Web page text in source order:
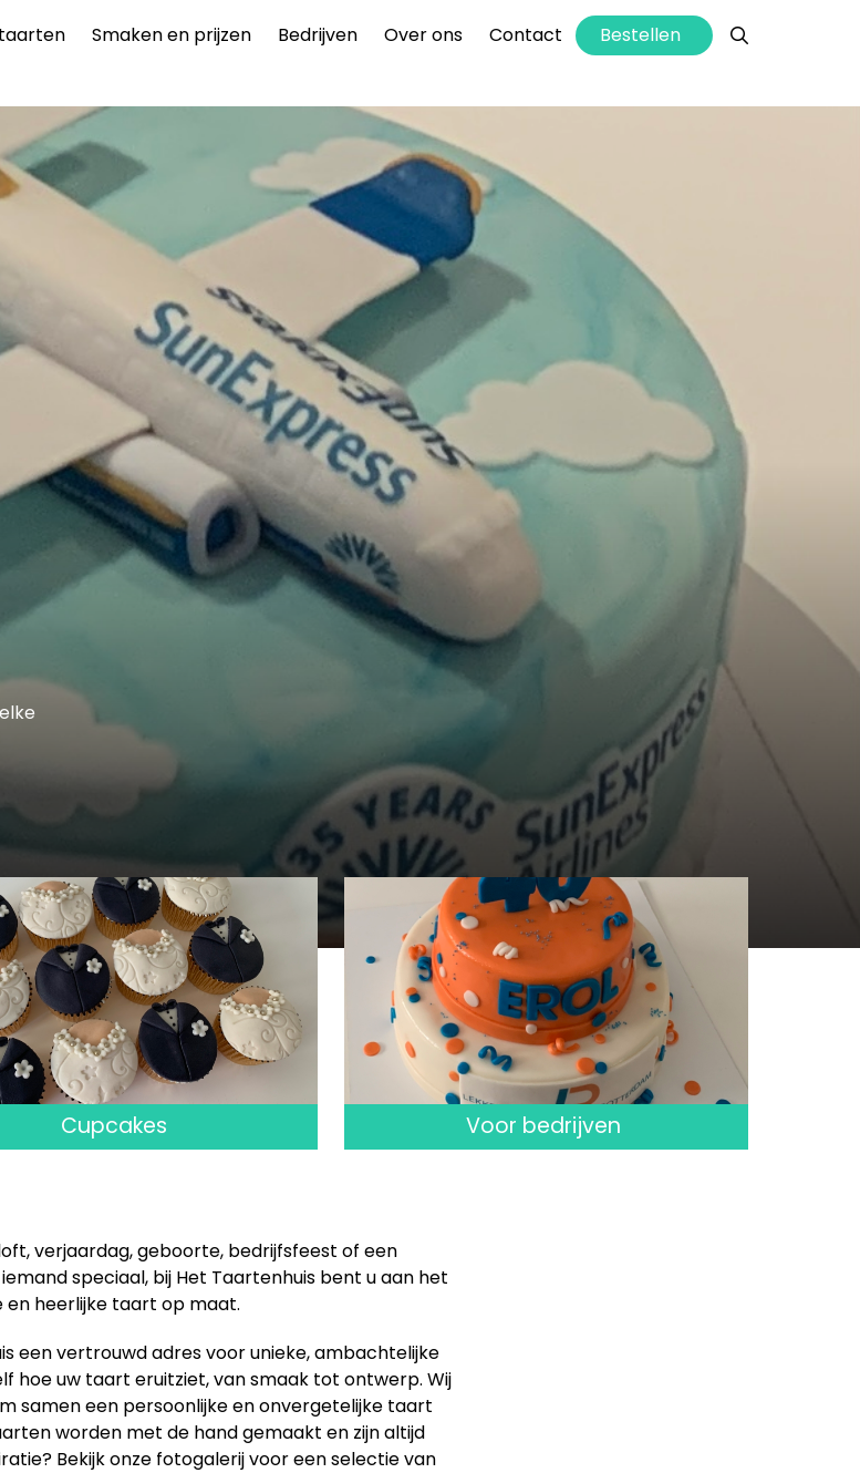
info@hettaartenhuis.nl
Smaken en prijzen Bedrijven Over ons Contact Bestellen
Cupcakes Voor bedrijven
verjaardag, geboorte, bedrijfsfeest of een
speciaal, bij Het Taartenhuis bent u aan het
en heerlijke taart op maat.
een vertrouwd adres voor unieke, ambachtelijke
hoe uw taart eruitziet, van smaak tot ontwerp. Wij
samen een persoonlijke en onvergetelijke taart
worden met de hand gemaakt en zijn altijd
Bekijk onze fotogalerij voor een selectie van